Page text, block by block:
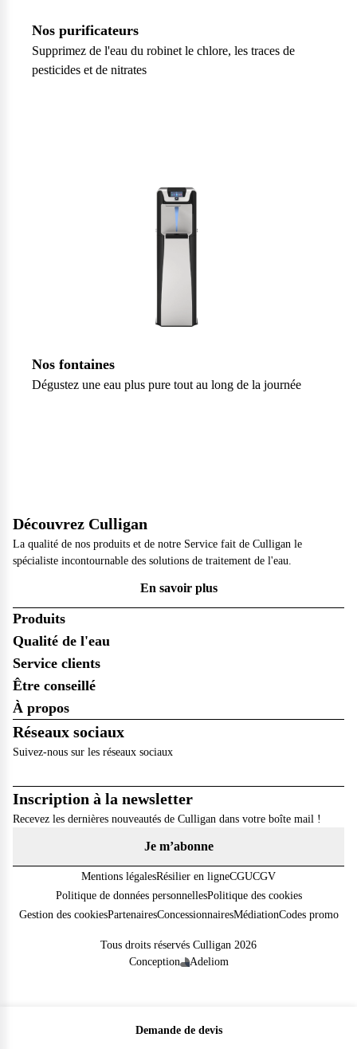
Demande de devis
Nos purificateurs
Supprimez de l'eau du robinet le chlore, les traces de
pesticides et de nitrates
Nos fontaines
Dégustez une eau plus pure tout au long de la journée
Découvrez Culligan
La qualité de nos produits et de notre Service fait de Culligan le
spécialiste incontournable des solutions de traitement de l'eau.
En savoir plus
Produits
Qualité de l'eau
Service clients
Être conseillé
À propos
Réseaux sociaux
Suivez-nous sur les réseaux sociaux
Inscription à la newsletter
Recevez les dernières nouveautés de Culligan dans votre boîte mail !
Je m’abonne
Mentions légalesRésilier en ligneCGUCGV
Politique de données personnellesPolitique des cookies
Gestion des cookiesPartenairesConcessionnairesMédiationCodes promo
Tous droits réservés Culligan 2026
Conception
Adeliom